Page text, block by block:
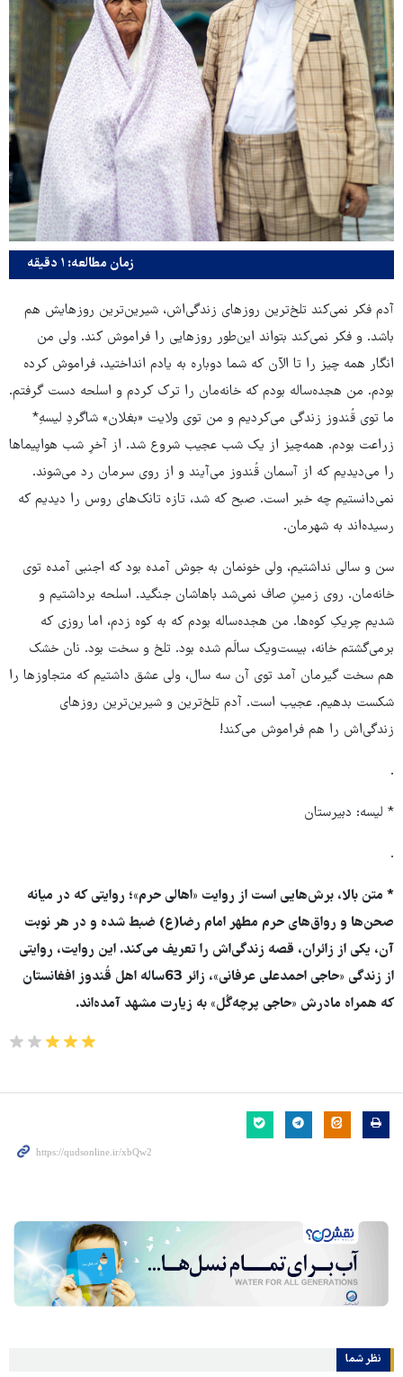
زمان مطالعه: ۱ دقیقه
آدم فکر نمی‌کند تلخ‌ترین روزهای زندگی‌اش، شیرین‌ترین روزهایش هم
باشد. و فکر نمی‌کند بتواند این‌طور روزهایی را فراموش کند. ولی من
انگار همه چیز را تا الآن که شما دوباره به یادم انداختید، فراموش کرده
بودم. من هجده‌ساله بودم که خانه‌مان را ترک کردم و اسلحه دست گرفتم.
ما توی قُندوز زندگی می‌کردیم و من توی ولایت «بغلان» شاگردِ لیسهِ*
زراعت بودم. همه‌چیز از یک شب عجیب شروع شد. از آخرِ شب هواپیماها
را می‌دیدیم که از آسمان قُندوز می‌آیند و از روی سرمان رد می‌شوند.
نمی‌دانستیم چه خبر است. صبح که شد، تازه تانک‌های روس را دیدیم که
رسیده‌اند به شهرمان.
سن و سالی نداشتیم، ولی خونمان به جوش آمده بود که اجنبی آمده توی
خانه‌مان. روی زمینِ صاف نمی‌شد باهاشان جنگید. اسلحه برداشتیم و
شدیم چریکِ کوه‌ها. من هجده‌ساله بودم که به کوه زدم، اما روزی که
برمی‌گشتم خانه، بیست‌ویک سالَم شده بود. تلخ و سخت بود. نان خشک
هم سخت گیرمان ‌آمد توی آن سه سال، ولی عشق داشتیم که متجاوزها را
شکست بدهیم. عجیب است. آدم تلخ‌ترین و شیرین‌ترین روزهای
زندگی‌اش را هم فراموش می‌کند!
.
* لیسه: دبیرستان
.
* متن بالا، برش‌هایی است از روایت «اهالی حرم»؛ روایتی که در میانه
صحن‌ها و رواق‌های حرم مطهر امام رضا(ع) ضبط شده و در هر نوبت
آن، یکی از زائران، قصه زندگی‌اش را تعریف می‌کند. این روایت، روایتی
از زندگی «حاجی احمدعلی عرفانی»، زائر 63ساله اهل قُندوز افغانستان
که همراه مادرش «حاجی پرچه‌گُل» به زیارت مشهد آمده‌اند.
نظر شما